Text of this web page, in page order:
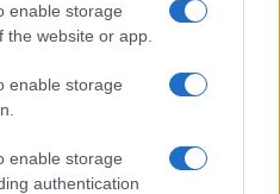
enable storage
the website or app.
enable storage
enable storage
authentication